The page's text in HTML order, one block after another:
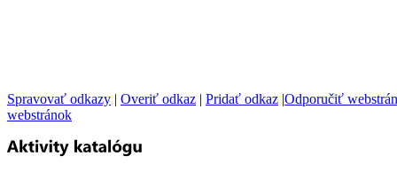
Spravovať odkazy | Overiť odkaz | Pridať odkaz |Odporučiť
webstránok